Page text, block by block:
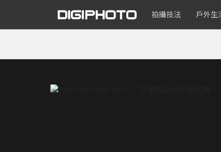
拍攝技法 戶外生